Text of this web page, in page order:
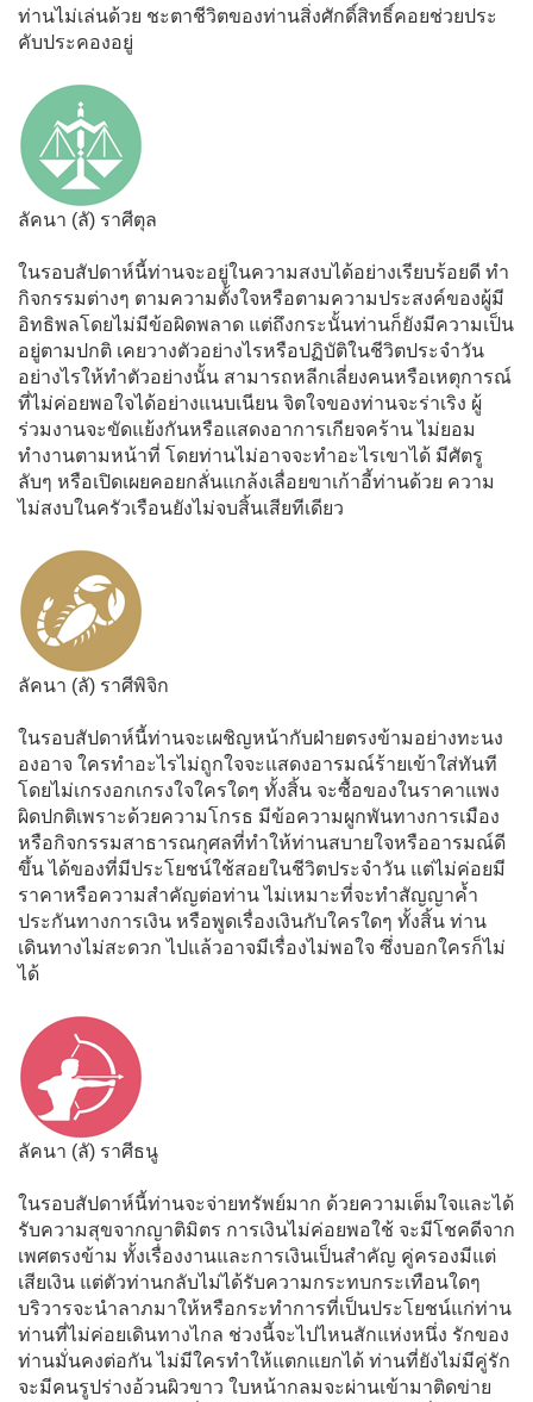
ท่านไม่เล่นด้วย ชะตาชีวิตของท่านสิ่งศักดิ์สิทธิ์คอยช่วยประ
คับประคองอยู่
ลัคนา (ลั) ราศีตุล
ในรอบสัปดาห์นี้ท่านจะอยู่ในความสงบได้อย่างเรียบร้อยดี ทำ
กิจกรรมต่างๆ ตามความตั้งใจหรือตามความประสงค์ของผู้มี
อิทธิพลโดยไม่มีข้อผิดพลาด แต่ถึงกระนั้นท่านก็ยังมีความเป็น
อยู่ตามปกติ เคยวางตัวอย่างไรหรือปฏิบัติในชีวิตประจำวัน
อย่างไรให้ทำตัวอย่างนั้น สามารถหลีกเลี่ยงคนหรือเหตุการณ์
ที่ไม่ค่อยพอใจได้อย่างแนบเนียน จิตใจของท่านจะร่าเริง ผู้
ร่วมงานจะขัดแย้งกันหรือแสดงอาการเกียจคร้าน ไม่ยอม
ทำงานตามหน้าที่ โดยท่านไม่อาจจะทำอะไรเขาได้ มีศัตรู
ลับๆ หรือเปิดเผยคอยกลั่นแกล้งเลื่อยขาเก้าอี้ท่านด้วย ความ
ไม่สงบในครัวเรือนยังไม่จบสิ้นเสียทีเดียว
ลัคนา (ลั) ราศีพิจิก
ในรอบสัปดาห์นี้ท่านจะเผชิญหน้ากับฝ่ายตรงข้ามอย่างทะนง
องอาจ ใครทำอะไรไม่ถูกใจจะแสดงอารมณ์ร้ายเข้าใส่ทันที
โดยไม่เกรงอกเกรงใจใครใดๆ ทั้งสิ้น จะซื้อของในราคาแพง
ผิดปกติเพราะด้วยความโกรธ มีข้อความผูกพันทางการเมือง
หรือกิจกรรมสาธารณกุศลที่ทำให้ท่านสบายใจหรืออารมณ์ดี
ขึ้น ได้ของที่มีประโยชน์ใช้สอยในชีวิตประจำวัน แต่ไม่ค่อยมี
ราคาหรือความสำคัญต่อท่าน ไม่เหมาะที่จะทำสัญญาค้ำ
ประกันทางการเงิน หรือพูดเรื่องเงินกับใครใดๆ ทั้งสิ้น ท่าน
เดินทางไม่สะดวก ไปแล้วอาจมีเรื่องไม่พอใจ ซึ่งบอกใครก็ไม่
ได้
ลัคนา (ลั) ราศีธนู
ในรอบสัปดาห์นี้ท่านจะจ่ายทรัพย์มาก ด้วยความเต็มใจและได้
รับความสุขจากญาติมิตร การเงินไม่ค่อยพอใช้ จะมีโชคดีจาก
เพศตรงข้าม ทั้งเรื่องงานและการเงินเป็นสำคัญ คู่ครองมีแต่
เสียเงิน แต่ตัวท่านกลับไม่ได้รับความกระทบกระเทือนใดๆ
บริวารจะนำลาภมาให้หรือกระทำการที่เป็นประโยชน์แก่ท่าน
ท่านที่ไม่ค่อยเดินทางไกล ช่วงนี้จะไปไหนสักแห่งหนึ่ง รักของ
ท่านมั่นคงต่อกัน ไม่มีใครทำให้แตกแยกได้ ท่านที่ยังไม่มีคู่รัก
จะมีคนรูปร่างอ้วนผิวขาว ใบหน้ากลมจะผ่านเข้ามาติดข่าย